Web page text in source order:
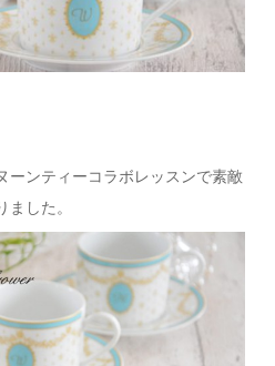
ーンティーコラボレッスンで素敵
ました。